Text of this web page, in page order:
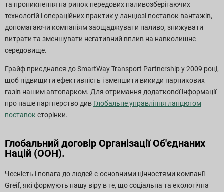
та проникнення на ринок передових паливозберігаючих
технологій і операційних практик у ланцюзі поставок вантажів,
допомагаючи компаніям заощаджувати паливо, знижувати
витрати та зменшувати негативний вплив на навколишнє
середовище.
Грайф приєднався до SmartWay Transport Partnership у 2009 році,
щоб підвищити ефективність і зменшити викиди парникових
газів нашим автопарком. Для отримання додаткової інформації
про наше партнерство див Глобальне управління ланцюгом
поставок сторінки.
Глобальний договір Організації Об'єднаних
Націй (ООН).
Чесність і повага до людей є основними цінностями компанії
Greif, які формують нашу віру в те, що соціальна та екологічна